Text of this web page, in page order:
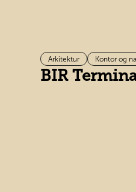
Arkitektur Kontor og
BIR